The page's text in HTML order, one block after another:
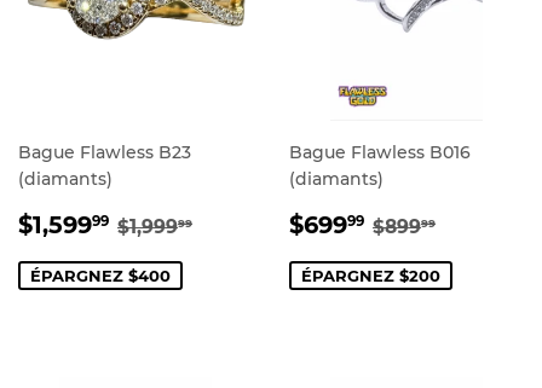
Bague Flawless B23
(diamants)
PRIX
$1,59999 $1,599.99
PRIX RÉGULIER
$1,99999 $1,999.99
ÉPARGNEZ $400
Bague Flawless B016
(diamants)
PRIX
$69999 $699.99
PRIX
$89999
ÉPARGNEZ $200